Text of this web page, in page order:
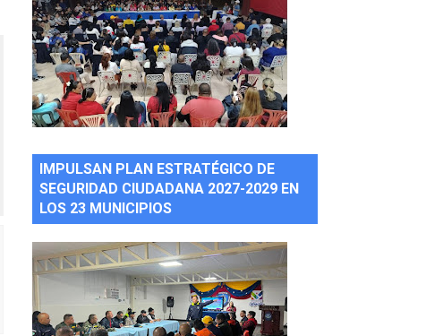
IMPULSAN PLAN ESTRATÉGICO DE
SEGURIDAD CIUDADANA 2027-2029 EN
LOS 23 MUNICIPIOS